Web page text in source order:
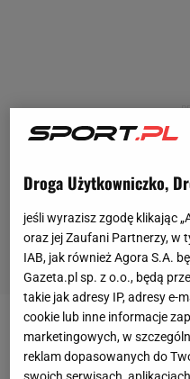
Kostaryka i tak nie ma
barażach z
Droga Użytkowniczko,
jeśli wyrazisz zgodę klikając
oraz jej Zaufani Partnerzy, w
IAB, jak również Agora S.A.
Gazeta.pl sp. z o.o., będą
takie jak adresy IP, adresy e-
cookie lub inne informacje
marketingowych, w
reklam dopasowanych do
swoich serwisach,